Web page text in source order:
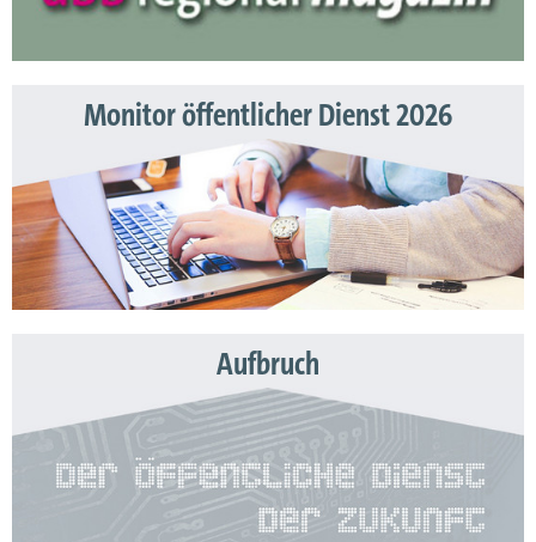
Monitor öffentlicher Dienst 2026
Aufbruch